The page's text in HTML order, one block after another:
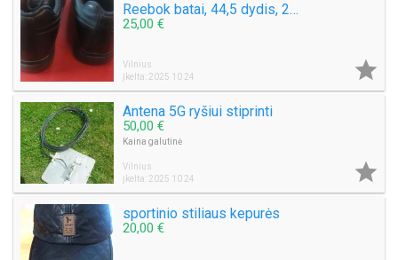
Reebok batai, 44,5 dydis, 29cm vidp.
25,00 €
Vilnius
Įkelta: 2025 10 24

Antena 5G ryšiui stiprinti
50,00 €
Kaina galutinė
Vilnius
Įkelta: 2025 10 24

sportinio stiliaus kepurės
20,00 €